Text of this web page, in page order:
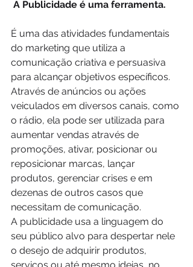
A Publicidade é uma ferramenta.
É uma das atividades fundamentais
do marketing que utiliza a
comunicação criativa e persuasiva
para alcançar objetivos específicos.
Através de anúncios ou ações
veiculados em diversos canais, como
o rádio, ela pode ser utilizada para
aumentar vendas através de
promoções, ativar, posicionar ou
reposicionar marcas, lançar
produtos, gerenciar crises e em
dezenas de outros casos que
necessitam de comunicação.
A publicidade usa a linguagem do
seu público alvo para despertar nele
o desejo de adquirir produtos,